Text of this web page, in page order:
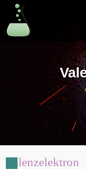
Valenzelektron